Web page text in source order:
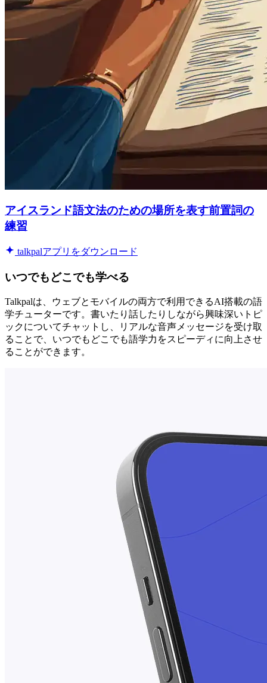
アイスランド語文法のための場所を表す前置詞の
練習
talkpalアプリをダウンロード
いつでもどこでも学べる
Talkpalは、ウェブとモバイルの両方で利用できるAI搭載の語
学チューターです。書いたり話したりしながら興味深いトピ
ックについてチャットし、リアルな音声メッセージを受け取
ることで、いつでもどこでも語学力をスピーディに向上させ
ることができます。